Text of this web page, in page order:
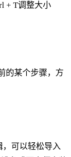
+ T调整大小
的某个步骤，方
，可以轻松导入